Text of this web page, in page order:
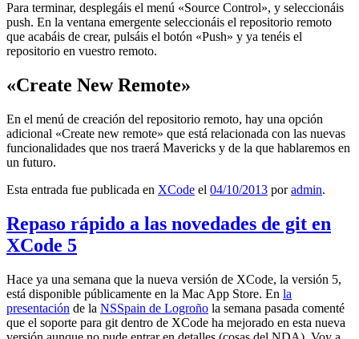
Para terminar, desplegáis el menú «Source Control», y seleccionáis
push. En la ventana emergente seleccionáis el repositorio remoto
que acabáis de crear, pulsáis el botón «Push» y ya tenéis el
repositorio en vuestro remoto.
«Create New Remote»
En el menú de creación del repositorio remoto, hay una opción
adicional «Create new remote» que está relacionada con las nuevas
funcionalidades que nos traerá Mavericks y de la que hablaremos en
un futuro.
Esta entrada fue publicada en XCode el 04/10/2013 poradmin.
Repaso rápido a las novedades de git en
XCode 5
Hace ya una semana que la nueva versión de XCode, la versión 5,
está disponible públicamente en la Mac App Store. En la
presentación de la NSSpain de Logroño la semana pasada comenté
que el soporte para git dentro de XCode ha mejorado en esta nueva